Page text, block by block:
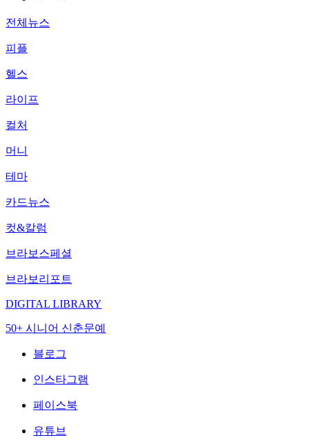
전체뉴스
피플
헬스
라이프
컬처
머니
테마
카드뉴스
컷&칼럼
브라보스페셜
브라보리포트
DIGITAL LIBRARY
50+ 시니어 신춘문예
블로그
인스타그램
페이스북
유튜브